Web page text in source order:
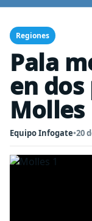
Regiones
Pala
en dos
Molles
Equipo Infogate•20